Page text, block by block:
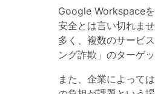
Google Workspaceを
安全とは言い切れま
多く、複数のサービ
ング詐欺」のターゲ
また、企業によって